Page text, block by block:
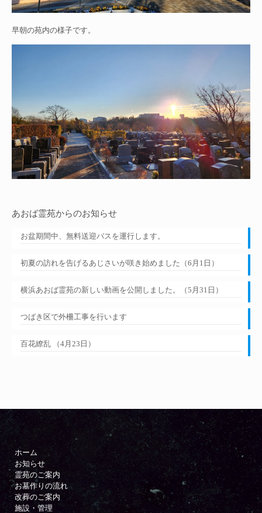
早朝の苑内の様子です。
あおば霊苑からのお知らせ
お盆期間中、無料送迎バスを運行します。
初夏の訪れを告げるあじさいが咲き始めました（6月1日）
横浜あおば霊苑の新しい動画を公開しました。（5月31日）
つばき区で外柵工事を行います
百花繚乱 （4月23日）
ホーム
お知らせ
霊苑のご案内
お墓作りの流れ
改葬のご案内
施設・管理